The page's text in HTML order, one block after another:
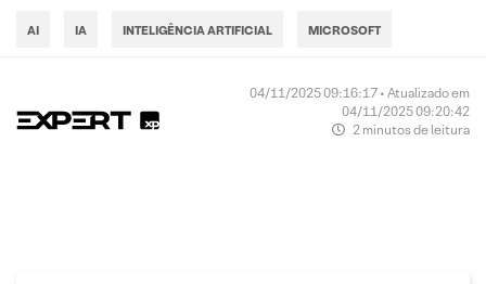
AI IA INTELIGÊNCIA ARTIFICIAL MICROSOFT
04/11/2025 09:16:17 • Atualizado em
04/11/2025 09:20:42
2 minutos de leitura